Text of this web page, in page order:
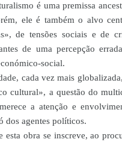
é uma premissa
ele é também o alvo
de tensões sociais e de
de uma percepção
social.
cada vez mais
cultural», a questão do
a atenção e
dos agentes políticos.
esta obra se inscreve, ao